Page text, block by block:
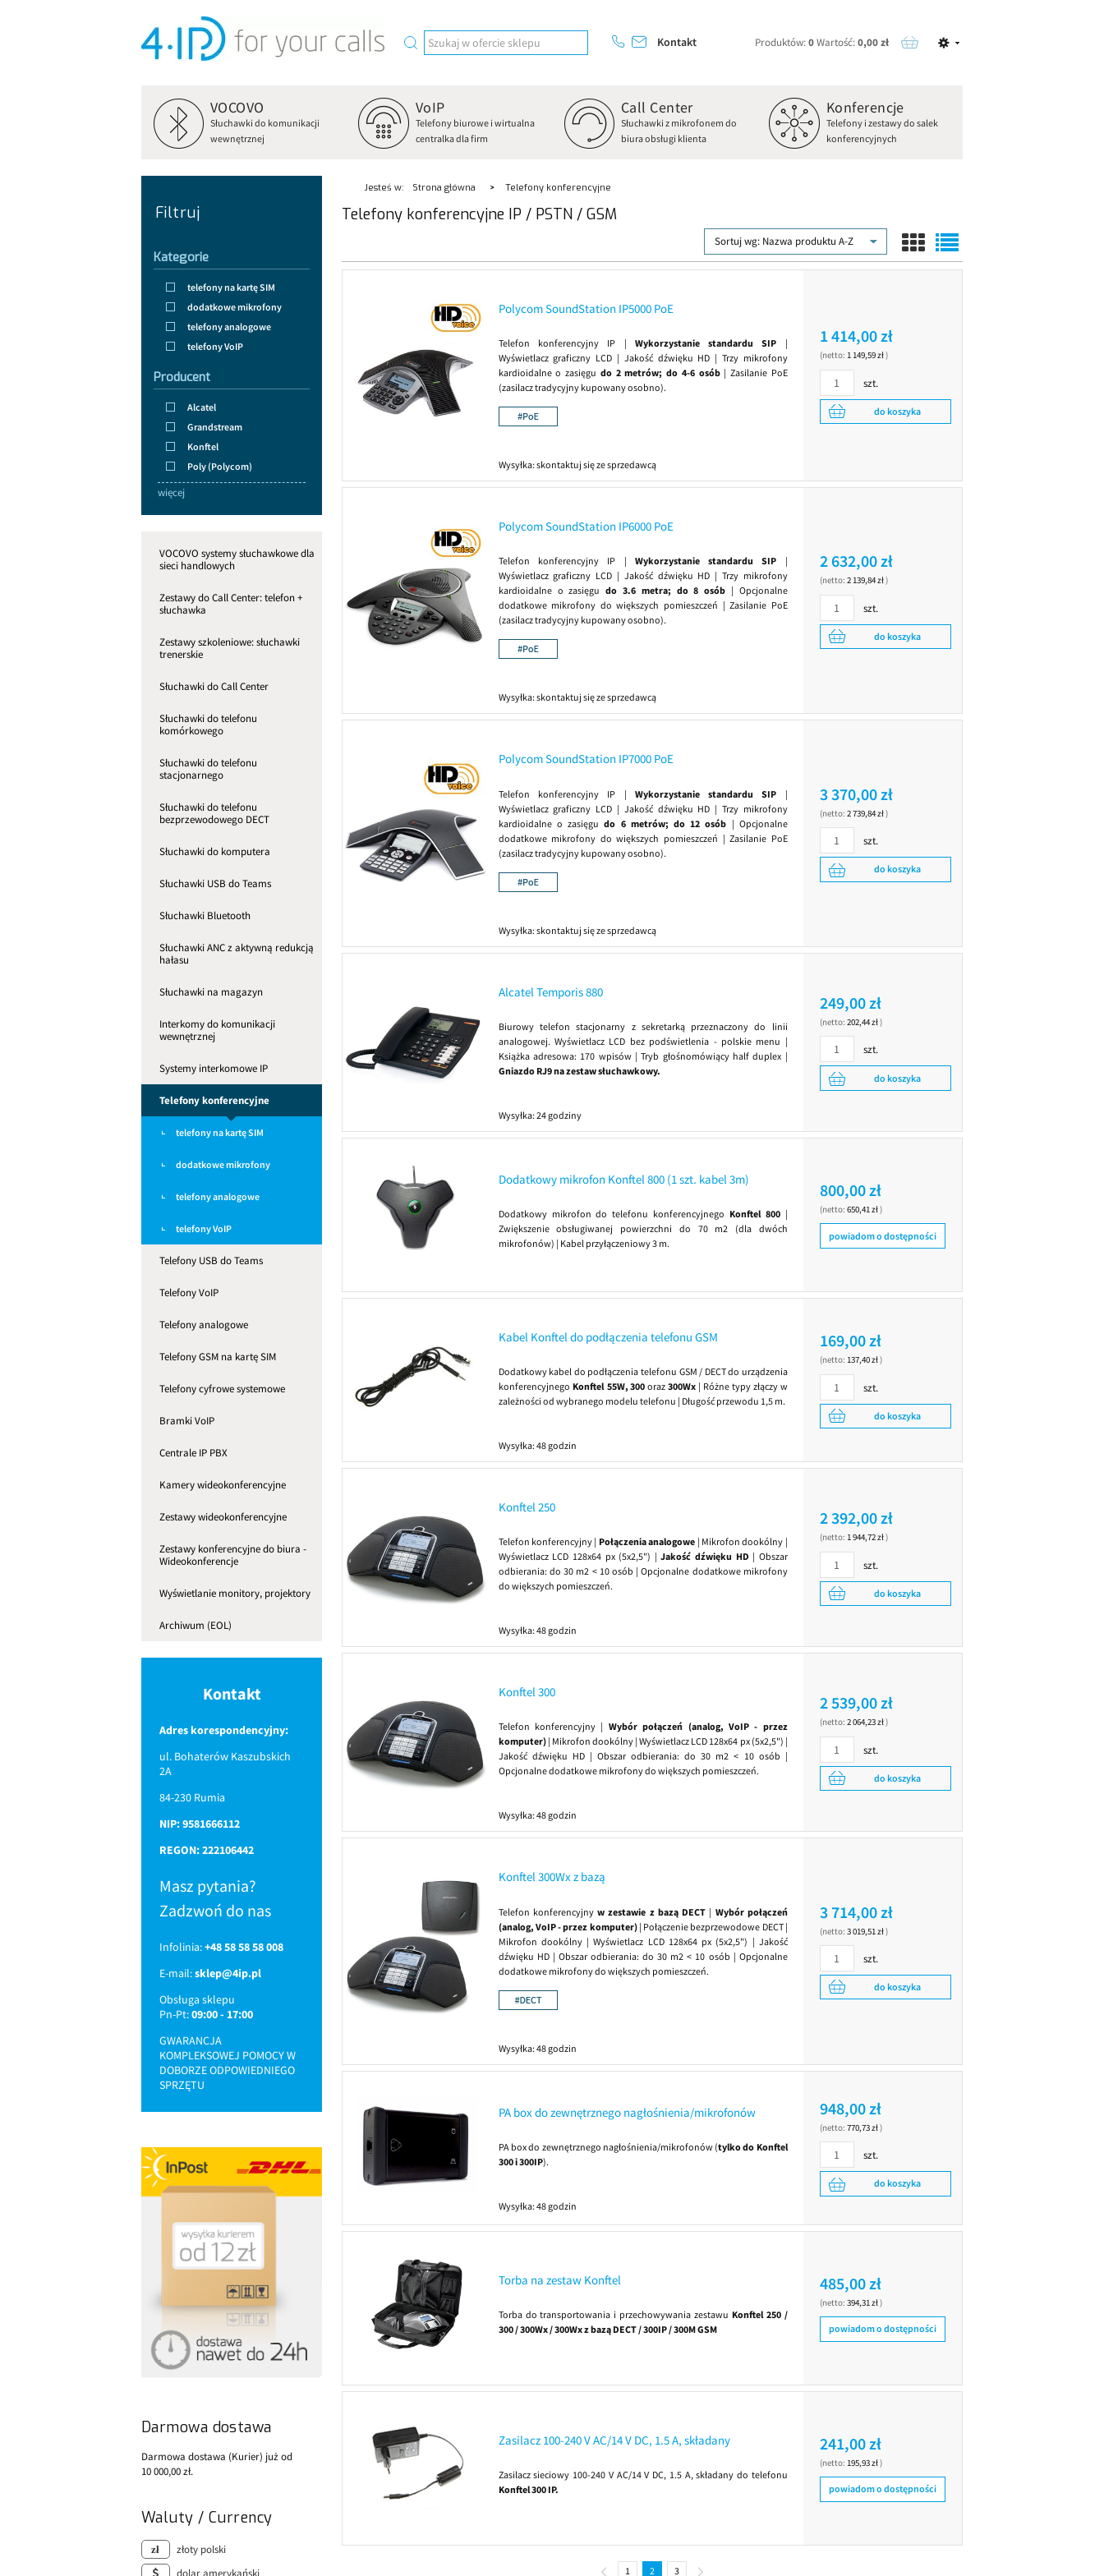
Kontakt Produktów:0Wartość:0,00 zł
VOCOVO
Słuchawki do komunikacji
wewnętrznej
VoIP
Telefony biurowe i wirtualna
centralka dla firm
Call Center
Słuchawki z mikrofonem do
biura obsługi klienta
Konferencje
Telefony i zestawy do salek
konferencyjnych
Filtruj
Kategorie
telefony na kartę SIM
dodatkowe mikrofony
telefony analogowe
telefony VoIP
Producent
Alcatel
Grandstream
Konftel
Poly (Polycom)
więcej
VOCOVO systemy słuchawkowe dla
sieci handlowych
Zestawy do Call Center: telefon +
słuchawka
Zestawy szkoleniowe: słuchawki
trenerskie
Słuchawki do Call Center
Słuchawki do telefonu
komórkowego
Słuchawki do telefonu
stacjonarnego
Słuchawki do telefonu
bezprzewodowego DECT
Słuchawki do komputera
Słuchawki USB do Teams
Słuchawki Bluetooth
Słuchawki ANC z aktywną redukcją
hałasu
Słuchawki na magazyn
Interkomy do komunikacji
wewnętrznej
Systemy interkomowe IP
Telefony konferencyjne
telefony na kartę SIM
dodatkowe mikrofony
telefony analogowe
telefony VoIP
Telefony USB do Teams
Telefony VoIP
Telefony analogowe
Telefony GSM na kartę SIM
Telefony cyfrowe systemowe
Bramki VoIP
Centrale IP PBX
Kamery wideokonferencyjne
Zestawy wideokonferencyjne
Zestawy konferencyjne do biura -
Wideokonferencje
Wyświetlanie monitory, projektory
Archiwum (EOL)
Kontakt
Adres korespondencyjny:
ul. Bohaterów Kaszubskich
2A
84-230 Rumia
NIP: 9581666112
REGON: 222106442
Masz pytania?
Zadzwoń do nas
Infolinia:+48 58 58 58 008
E-mail:sklep@4ip.pl
Obsługa sklepu
Pn-Pt:09:00 - 17:00
GWARANCJA
KOMPLEKSOWEJ POMOCY W
DOBORZE ODPOWIEDNIEGO
SPRZĘTU
Darmowa dostawa
Darmowa dostawa (Kurier) już od
10 000,00 zł.
Waluty / Currency
złoty polski
Jesteś w: Strona główna Telefony konferencyjne
Telefony konferencyjne IP / PSTN / GSM
Sortuj wg: Nazwa produktu A-Z
Polycom SoundStation IP5000 PoE
Telefon konferencyjny IP | Wykorzystanie standardu SIP |
Wyświetlacz graficzny LCD | Jakość dźwięku HD | Trzy mikrofony
kardioidalne o zasięgu do 2 metrów; do 4-6 osób| Zasilanie PoE
(zasilacz tradycyjny kupowany osobno).
Wysyłka:skontaktuj się ze sprzedawcą
1 414,00 zł
(netto: 1 149,59 zł)
szt.
do koszyka
Polycom SoundStation IP6000 PoE
Telefon konferencyjny IP | Wykorzystanie standardu SIP |
Wyświetlacz graficzny LCD | Jakość dźwięku HD | Trzy mikrofony
kardioidalne o zasięgudo 3.6 metra; do 8 osób | Opcjonalne
dodatkowe mikrofony do większych pomieszczeń | Zasilanie PoE
(zasilacz tradycyjny kupowany osobno).
Wysyłka:skontaktuj się ze sprzedawcą
2 632,00 zł
(netto: 2 139,84 zł)
szt.
do koszyka
Polycom SoundStation IP7000 PoE
Telefon konferencyjny IP | Wykorzystanie standardu SIP |
Wyświetlacz graficzny LCD | Jakość dźwięku HD | Trzy mikrofony
kardioidalne o zasięgudo 6 metrów; do 12 osób | Opcjonalne
dodatkowe mikrofony do większych pomieszczeń | Zasilanie PoE
(zasilacz tradycyjny kupowany osobno).
Wysyłka:skontaktuj się ze sprzedawcą
3 370,00 zł
(netto: 2 739,84 zł)
szt.
do koszyka
Alcatel Temporis 880
Biurowy telefon stacjonarny z sekretarką przeznaczony do linii
analogowej. Wyświetlacz LCD bez podświetlenia - polskie menu |
Książka adresowa: 170 wpisów | Tryb głośnomówiący half duplex |
Gniazdo RJ9 na zestaw słuchawkowy.
Wysyłka:24 godziny
249,00 zł
(netto: 202,44 zł)
szt.
do koszyka
Dodatkowy mikrofon Konftel 800 (1 szt. kabel 3m)
Dodatkowy mikrofon do telefonu konferencyjnego Konftel 800|
Zwiększenie obsługiwanej powierzchni do 70 m2 (dla dwóch
mikrofonów) | Kabel przyłączeniowy 3 m.
800,00 zł
(netto: 650,41 zł)
powiadom o dostępności
Kabel Konftel do podłączenia telefonu GSM
Dodatkowy kabel do podłączenia telefonu GSM / DECT do urządzenia
konferencyjnego Konftel 55W, 300oraz 300Wx | Różne typy złączy w
zależności od wybranego modelu telefonu | Długość przewodu 1,5 m.
Wysyłka:48 godzin
169,00 zł
(netto: 137,40 zł)
szt.
do koszyka
Konftel 250
Telefon konferencyjny | Połączenia analogowe | Mikrofon dookólny |
Wyświetlacz LCD 128x64 px (5x2,5") |Jakość dźwięku HD | Obszar
odbierania: do 30 m2 < 10 osób | Opcjonalne dodatkowe mikrofony
do większych pomieszczeń.
Wysyłka:48 godzin
2 392,00 zł
(netto: 1 944,72 zł)
szt.
do koszyka
Konftel 300
Telefon konferencyjny | Wybór połączeń (analog, VoIP - przez
komputer) | Mikrofon dookólny | Wyświetlacz LCD 128x64 px (5x2,5") |
Jakość dźwięku HD | Obszar odbierania: do 30 m2 < 10 osób |
Opcjonalne dodatkowe mikrofony do większych pomieszczeń.
Wysyłka:48 godzin
2 539,00 zł
(netto: 2 064,23 zł)
szt.
do koszyka
Konftel 300Wx z bazą
Telefon konferencyjnyw zestawie z bazą DECT | Wybór połączeń
(analog, VoIP - przez komputer)| Połączenie bezprzewodowe DECT |
Mikrofon dookólny | Wyświetlacz LCD 128x64 px (5x2,5") | Jakość
dźwięku HD | Obszar odbierania: do 30 m2 < 10 osób | Opcjonalne
dodatkowe mikrofony do większych pomieszczeń.
Wysyłka:48 godzin
3 714,00 zł
(netto: 3 019,51 zł)
szt.
do koszyka
PA box do zewnętrznego nagłośnienia/mikrofonów
PA box do zewnętrznego nagłośnienia/mikrofonów (tylko do Konftel
300 i 300IP).
Wysyłka:48 godzin
948,00 zł
(netto: 770,73 zł)
szt.
do koszyka
Torba na zestaw Konftel
Torba do transportowania i przechowywania zestawu Konftel 250 /
300 / 300Wx / 300Wx z bazą DECT / 300IP / 300M GSM
485,00 zł
(netto: 394,31 zł)
powiadom o dostępności
Zasilacz 100-240 V AC/14 V DC, 1.5 A, składany
Zasilacz sieciowy 100-240 V AC/14 V DC, 1.5 A, składany do telefonu
Konftel 300 IP.
241,00 zł
(netto: 195,93 zł)
powiadom o dostępności
1 2 3